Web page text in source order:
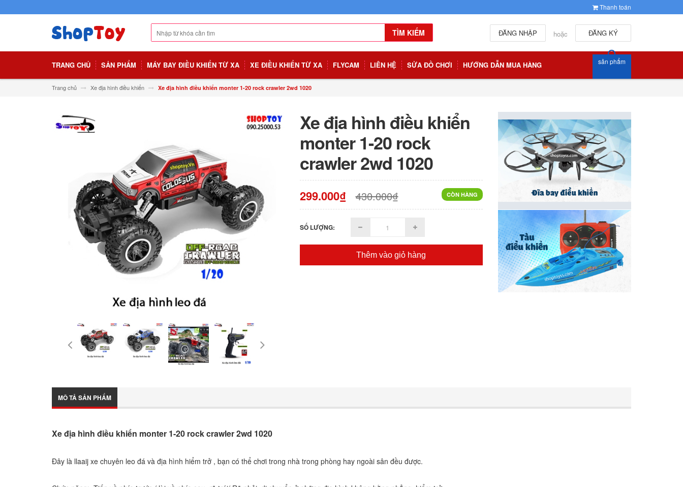
Thanh toán
TÌM KIẾM ĐĂNG KÝ
hoặc
ĐĂNG NHẬP
TRANG CHỦ SẢN PHẨM MÁY BAY ĐIỀU KHIỂN TỪ XA XE ĐIỀU KHIỂN TỪ XA FLYCAM LIÊN HỆ SỬA ĐỒ CHƠI HƯỚNG DẪN MUA HÀNG sản phẩm
Trang chủ Xe địa hình điều khiển Xe địa hình điều khiển monter 1-20 rock crawler 2wd 1020
Xe địa hình điều khiển
monter 1-20 rock
crawler 2wd 1020
CÒN HÀNG
299.000₫ 430.000₫
SỐ LƯỢNG:
Thêm vào giỏ hàng
MÔ TẢ SẢN PHẨM
Xe địa hình điều khiển monter 1-20 rock crawler 2wd 1020
Đây là llaaij xe chuyên leo đá và địa hình hiểm trở , bạn có thể chơi trong nhà trong phòng hay ngoài sân đều được.